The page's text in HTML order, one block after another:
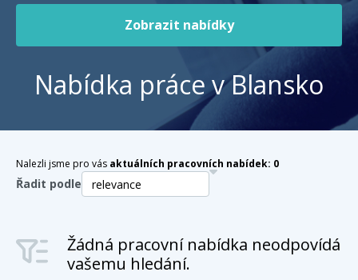
Zobrazit nabídky
Nabídka práce v Blansko
Nalezli jsme pro vás aktuálních pracovních nabídek: 0
Řadit podle
Žádná pracovní nabídka neodpovídá
vašemu hledání.